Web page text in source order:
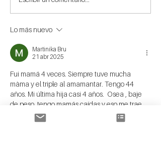
Lo más nuevo
Martinika Bru
21 abr 2025
Fui mamá 4 veces. Siempre tuve mucha
màma y el triple al amamantar. Tengo 44
años. Mi última hija casi 4 años.  Osea , baje
de peso, tengo mamás caídas y eso me trae
xomolejo. Habría que ver si conviene
levantamiento o agregar un implante pero de